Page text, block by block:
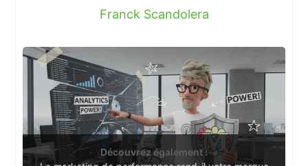
Franck Scandolera
Découvrez également :